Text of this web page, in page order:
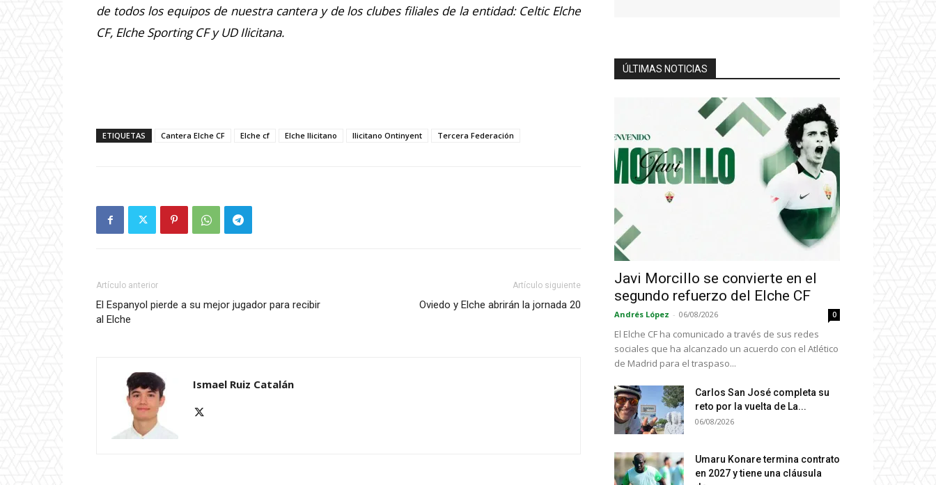
de todos los equipos de nuestra cantera y de los clubes filiales de la entidad: Celtic Elche
CF, Elche Sporting CF y UD Ilicitana.
ETIQUETAS Cantera Elche CF Elche cf Elche Ilicitano Ilicitano Ontinyent Tercera Federación
Artículo anterior
El Espanyol pierde a su mejor jugador para recibir
al Elche
Artículo siguiente
Oviedo y Elche abrirán la jornada 20
Ismael Ruiz Catalán
ÚLTIMAS NOTICIAS
Javi Morcillo se convierte en el
segundo refuerzo del Elche CF
Andrés López - 06/08/2026 0
El Elche CF ha comunicado a través de sus redes
sociales que ha alcanzado un acuerdo con el Atlético
de Madrid para el traspaso...
Carlos San José completa su
reto por la vuelta de La...
06/08/2026
Umaru Konare termina contrato
en 2027 y tiene una cláusula